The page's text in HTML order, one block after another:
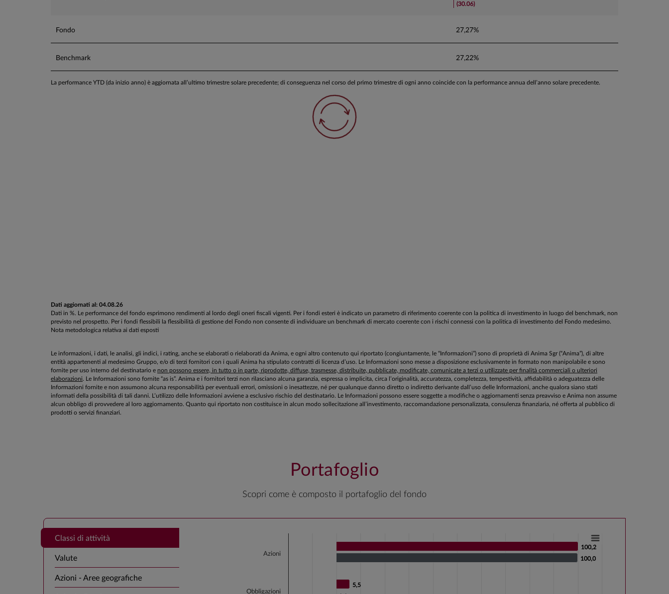
(30.06)
Fondo 27,27%
Benchmark 27,22%
La performance YTD (da inizio anno) è aggiornata all’ultimo trimestre solare precedente; di conseguenza nel corso del primo trimestre di ogni anno coincide con la performance annua dell’anno solare precedente.
Dati aggiornati al: 04.08.26
Dati in %. Le performance del fondo esprimono rendimenti al lordo degli oneri fiscali vigenti. Per i fondi esteri è indicato un parametro di riferimento coerente con la politica di investimento in luogo del benchmark, non
previsto nel prospetto. Per i fondi flessibili la flessibilità di gestione del Fondo non consente di individuare un benchmark di mercato coerente con i rischi connessi con la politica di investimento del Fondo medesimo.
Nota metodologica relativa ai dati esposti
Le informazioni, i dati, le analisi, gli indici, i rating, anche se elaborati o rielaborati da Anima, e ogni altro contenuto qui riportato (congiuntamente, le “Informazioni”) sono di proprietà di Anima Sgr (“Anima”), di altre
entità appartenenti al medesimo Gruppo, e/o di terzi fornitori con i quali Anima ha stipulato contratti di licenza d’uso. Le Informazioni sono messe a disposizione esclusivamente in formato non manipolabile e sono
fornite per uso interno del destinatario e non possono essere, in tutto o in parte, riprodotte, diffuse, trasmesse, distribuite, pubblicate, modificate, comunicate a terzi o utilizzate per finalità commerciali o ulteriori
elaborazioni. Le Informazioni sono fornite “as is”. Anima e i fornitori terzi non rilasciano alcuna garanzia, espressa o implicita, circa l’originalità, accuratezza, completezza, tempestività, affidabilità o adeguatezza delle
Informazioni fornite e non assumono alcuna responsabilità per eventuali errori, omissioni o inesattezze, né per qualunque danno diretto o indiretto derivante dall’uso delle Informazioni, anche qualora siano stati
informati della possibilità di tali danni. L’utilizzo delle Informazioni avviene a esclusivo rischio del destinatario. Le Informazioni possono essere soggette a modifiche o aggiornamenti senza preavviso e Anima non assume
alcun obbligo di provvedere al loro aggiornamento. Quanto qui riportato non costituisce in alcun modo sollecitazione all’investimento, raccomandazione personalizzata, consulenza finanziaria, né offerta al pubblico di
prodotti o servizi finanziari.
Portafoglio
Scopri come è composto il portafoglio del fondo
Classi di attività
Valute
Azioni - Aree geografiche
Bar chart with 2 data series.
View as data table, Chart
The chart has 1 Y axis displaying values. Data ranges from -9.1 to 100.2.
100,2
100,2
5,5
5,5
100,0
100,0
Azioni
Obbligazioni